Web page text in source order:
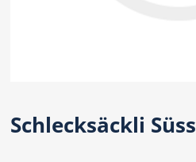
Schlecksäckli Süss